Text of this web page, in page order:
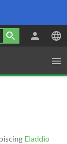
Eladdio